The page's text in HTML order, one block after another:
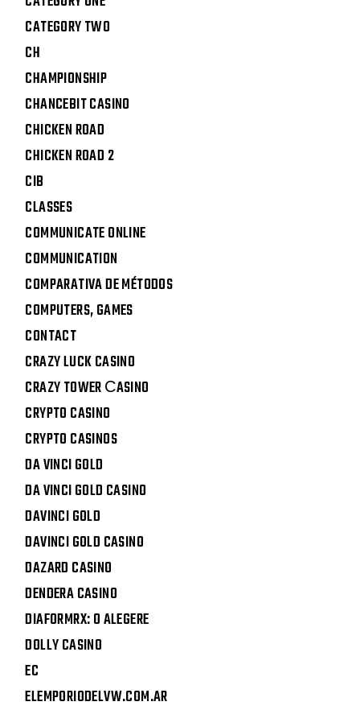
CATEGORY TWO
CH
CHAMPIONSHIP
CHANCEBIT CASINO
CHICKEN ROAD
CHICKEN ROAD 2
CIB
CLASSES
COMMUNICATE ONLINE
COMMUNICATION
COMPARATIVA DE MÉTODOS
COMPUTERS, GAMES
CONTACT
CRAZY LUCK CASINO
CRAZY TOWER СASINO
CRYPTO CASINO
CRYPTO CASINOS
DA VINCI GOLD
DA VINCI GOLD CASINO
DAVINCI GOLD
DAVINCI GOLD CASINO
DAZARD CASINO
DENDERA CASINO
DIAFORMRX: O ALEGERE
DOLLY CASINO
EC
ELEMPORIODELVW.COM.AR